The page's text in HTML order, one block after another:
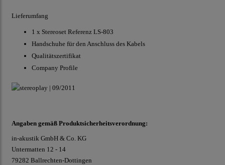
Lieferumfang
1 x Stereoset Referenz LS-803
Handschuhe für den Anschluss des Kabels
Qualitätszertifikat
Company Profile
Angaben gemäß Produktsicherheitsverordnung:
in-akustik GmbH & Co. KG
Untermatten 12 - 14
79282 Ballrechten-Dottingen